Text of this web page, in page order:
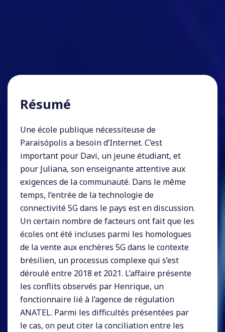
Résumé
Une école publique nécessiteuse de
Paraisópolis a besoin d’Internet. C’est
important pour Davi, un jeune étudiant, et
pour Juliana, son enseignante attentive aux
exigences de la communauté. Dans le même
temps, l’entrée de la technologie de
connectivité 5G dans le pays est en discussion.
Un certain nombre de facteurs ont fait que les
écoles ont été incluses parmi les homologues
de la vente aux enchères 5G dans le contexte
brésilien, un processus complexe qui s’est
déroulé entre 2018 et 2021. L’affaire présente
les conflits observés par Henrique, un
fonctionnaire lié à l’agence de régulation
ANATEL. Parmi les difficultés présentées par
le cas, on peut citer la conciliation entre les